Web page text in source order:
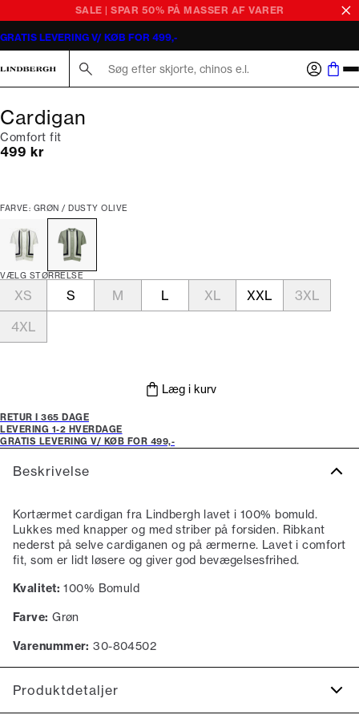
SALE | SPAR 50% PÅ MASSER AF VARER
GRATIS LEVERING V/ KØB FOR 499,-
Cardigan
Comfort fit
I alt (inkl. rabat)
499 kr
FARVE: GRØN / DUSTY OLIVE
VÆLG STØRRELSE
XS S M L XL XXL
3XL
4XL
Læg i kurv
RETUR I 365 DAGE
LEVERING 1-2 HVERDAGE
GRATIS LEVERING V/ KØB FOR 499,-
Beskrivelse
Kortærmet cardigan fra Lindbergh lavet i 100% bomuld.
Lukkes med knapper og med striber på forsiden. Ribkant
nederst på selve cardiganen og på ærmerne. Lavet i comfort
fit, som er lidt løsere og giver god bevægelsesfrihed.
Kvalitet: 100% Bomuld
Farve: Grøn
Varenummer: 30-804502
Produktdetaljer